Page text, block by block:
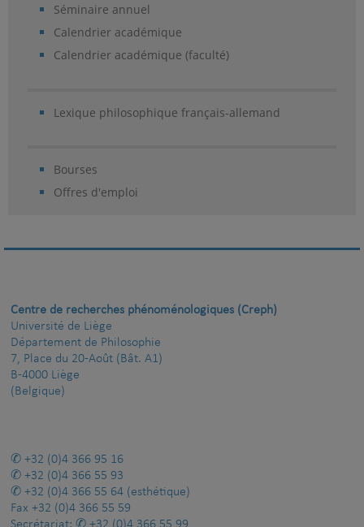
Séminaire annuel
Calendrier académique
Calendrier académique (faculté)
Lexique philosophique français-allemand
Bourses
Offres d'emploi
Centre de recherches phénoménologiques (Creph)
Université de Liège
Département de Philosophie
7, Place du 20-Août (Bât. A1)
B-4000 Liège
(Belgique)
+32 (0)4 366 95 16
+32 (0)4 366 55 93
+32 (0)4 366 55 64 (esthétique)
Fax +32 (0)4 366 55 59